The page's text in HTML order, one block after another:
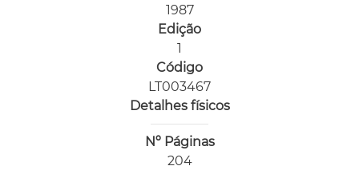
1987
Edição
1
Código
LT003467
Detalhes físicos
Nº Páginas
204